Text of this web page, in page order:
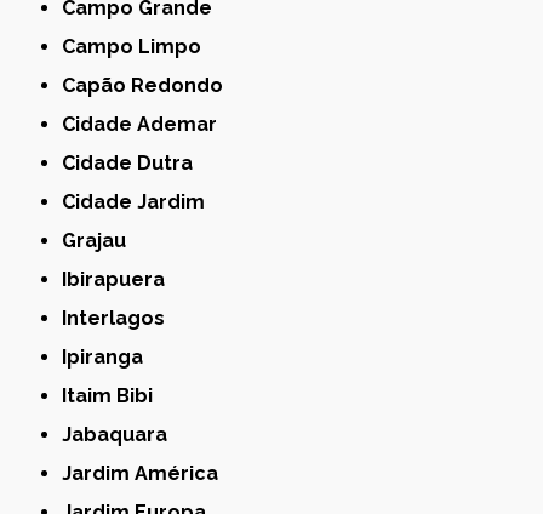
Campo Grande
Campo Limpo
Capão Redondo
Cidade Ademar
Cidade Dutra
Cidade Jardim
Grajau
Ibirapuera
Interlagos
Ipiranga
Itaim Bibi
Jabaquara
Jardim América